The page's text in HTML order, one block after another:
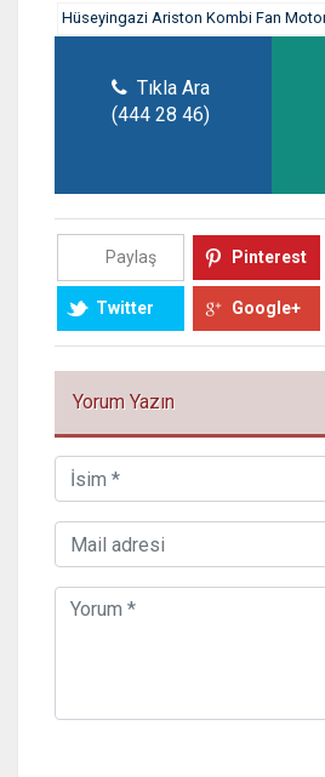
Hüseyingazi Ariston Kombi Fan
Tıkla Ara
(444 28 46)
Paylaş Pinterest
Twitter Google+
Yorum Yazın